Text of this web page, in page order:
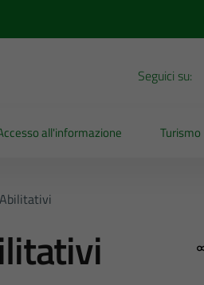
Seguici su:
all'informazione Turismo